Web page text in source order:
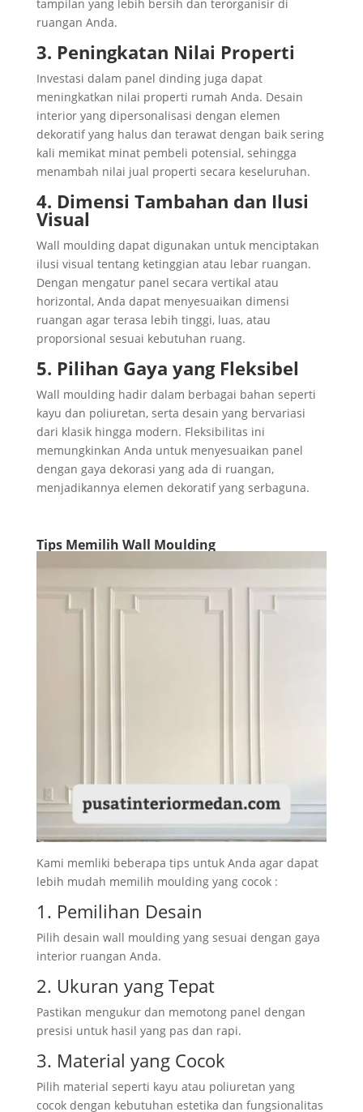
tampilan yang lebih bersih dan terorganisir di
ruangan Anda.
3. Peningkatan Nilai Properti
Investasi dalam panel dinding juga dapat
meningkatkan nilai properti rumah Anda. Desain
interior yang dipersonalisasi dengan elemen
dekoratif yang halus dan terawat dengan baik sering
kali memikat minat pembeli potensial, sehingga
menambah nilai jual properti secara keseluruhan.
4. Dimensi Tambahan dan Ilusi
Visual
Wall moulding dapat digunakan untuk menciptakan
ilusi visual tentang ketinggian atau lebar ruangan.
Dengan mengatur panel secara vertikal atau
horizontal, Anda dapat menyesuaikan dimensi
ruangan agar terasa lebih tinggi, luas, atau
proporsional sesuai kebutuhan ruang.
5. Pilihan Gaya yang Fleksibel
Wall moulding hadir dalam berbagai bahan seperti
kayu dan poliuretan, serta desain yang bervariasi
dari klasik hingga modern. Fleksibilitas ini
memungkinkan Anda untuk menyesuaikan panel
dengan gaya dekorasi yang ada di ruangan,
menjadikannya elemen dekoratif yang serbaguna.
Tips Memilih Wall Moulding
Kami memliki beberapa tips untuk Anda agar dapat
lebih mudah memilih moulding yang cocok :
1. Pemilihan Desain
Pilih desain wall moulding yang sesuai dengan gaya
interior ruangan Anda.
2. Ukuran yang Tepat
Pastikan mengukur dan memotong panel dengan
presisi untuk hasil yang pas dan rapi.
3. Material yang Cocok
Pilih material seperti kayu atau poliuretan yang
cocok dengan kebutuhan estetika dan fungsionalitas